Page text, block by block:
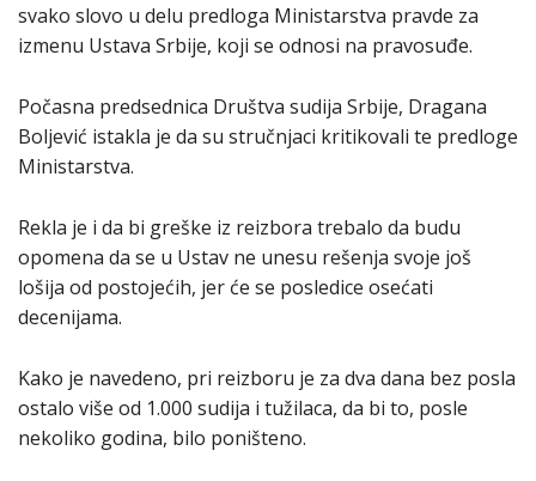
svako slovo u delu predloga Ministarstva pravde za
izmenu Ustava Srbije, koji se odnosi na pravosuđe.
Počasna predsednica Društva sudija Srbije, Dragana
Boljević istakla je da su stručnjaci kritikovali te predloge
Ministarstva.
Rekla je i da bi greške iz reizbora trebalo da budu
opomena da se u Ustav ne unesu rešenja svoje još
lošija od postojećih, jer će se posledice osećati
decenijama.
Kako je navedeno, pri reizboru je za dva dana bez posla
ostalo više od 1.000 sudija i tužilaca, da bi to, posle
nekoliko godina, bilo poništeno.